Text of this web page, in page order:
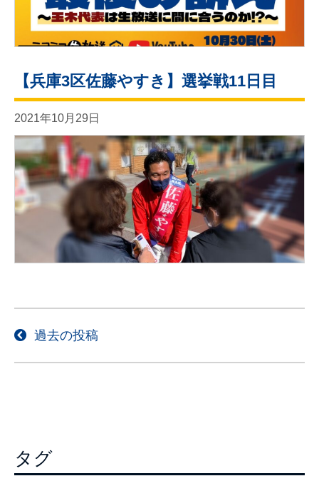
【兵庫3区佐藤やすき】選挙戦11日目
2021年10月29日
投
稿
ー
シ
過去の投稿
タグ